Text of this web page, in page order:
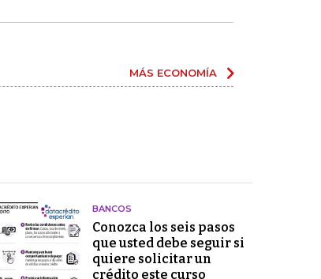
MÁS ECONOMÍA
BANCOS
Conozca los seis pasos
que usted debe seguir si
quiere solicitar un
crédito este curso